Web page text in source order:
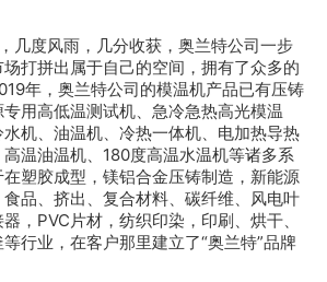
度风雨，几分收获，奥兰特公司一步
打拼出属于自己的空间，拥有了众多的
年，奥兰特公司的模温机产品已有压铸
用高低温测试机、急冷急热高光模温
机、油温机、冷热一体机、电加热导热
温油温机、180度高温水温机等诸多系
塑胶成型，镁铝合金压铸制造，新能源
品、挤出、复合材料、碳纤维、风电叶
，PVC片材，纺织印染，印刷、烘干、
行业，在客户那里建立了“奥兰特”品牌